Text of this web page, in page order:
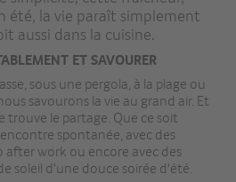
été, la vie paraît simplement
aussi dans la cuisine.
ET SAVOURER
sous une pergola, à la plage ou
savourons la vie au grand air. Et
trouve le partage. Que ce soit
spontanée, avec des
after work ou encore avec des
soleil d'une douce soirée d'été.